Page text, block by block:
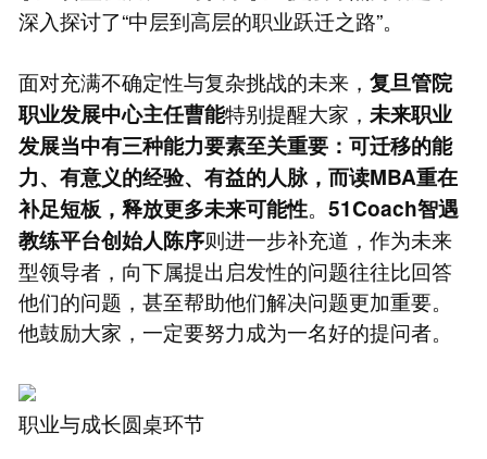
深入探讨了“中层到高层的职业跃迁之路”。
面对充满不确定性与复杂挑战的未来， 复旦管院
职业发展中心主任曹能特别提醒大家， 未来职业
发展当中有三种能力要素至关重要：可迁移的能
力、有意义的经验、有益的人脉，而读MBA重在
补足短板，释放更多未来可能性。 51Coach智遇
教练平台创始人陈序则进一步补充道，作为未来
型领导者，向下属提出启发性的问题往往比回答
他们的问题，甚至帮助他们解决问题更加重要。
他鼓励大家，一定要努力成为一名好的提问者。
职业与成长圆桌环节